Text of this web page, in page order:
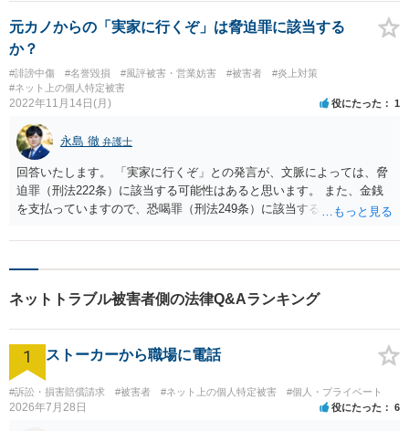
元カノからの「実家に行くぞ」は脅迫罪に該当する
か？
#誹謗中傷 #名誉毀損 #風評被害・営業妨害 #被害者
#炎上対策
#ネット上の個人特定被害
2022年11月14日(月) 役にたった 1
永島 徹 弁護士
回答いたします。 「実家に行くぞ」との発言が、文脈によっては、脅
迫罪（刑法222条）に該当する可能性はあると思います。 また、金銭
を支払っていますので、恐喝罪（刑法249条）に該当する可能性もあり
しいと考えられます。 例えば、実家に行ってこの件を両親に相談する
じ「実家に行くぞ」でも意味合いが変わると考えられます。
ネットトラブル被害者側の法律Q&Aランキング
1 ストーカーから職場に電話
#訴訟・損害賠償請求 #被害者 #ネット上の個人特定被害 #個人・プライベート
2026年7月28日 役にたった 6